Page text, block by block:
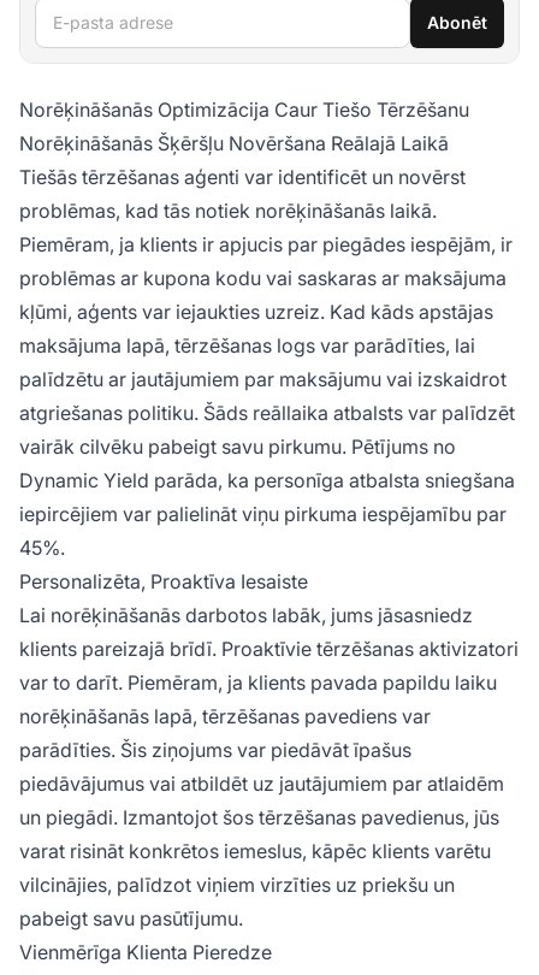
E-pasta adrese Abonēt
Norēķināšanās Optimizācija Caur Tiešo Tērzēšanu
Norēķināšanās Šķēršļu Novēršana Reālajā Laikā
Tiešās tērzēšanas aģenti var identificēt un novērst
problēmas, kad tās notiek norēķināšanās laikā.
Piemēram, ja klients ir apjucis par piegādes iespējām, ir
problēmas ar kupona kodu vai saskaras ar maksājuma
kļūmi, aģents var iejaukties uzreiz. Kad kāds apstājas
maksājuma lapā, tērzēšanas logs var parādīties, lai
palīdzētu ar jautājumiem par maksājumu vai izskaidrot
atgriešanas politiku. Šāds reāllaika atbalsts var palīdzēt
vairāk cilvēku pabeigt savu pirkumu. Pētījums no
Dynamic Yield parāda, ka personīga atbalsta sniegšana
iepircējiem var palielināt viņu pirkuma iespējamību par
45%.
Personalizēta, Proaktīva Iesaiste
Lai norēķināšanās darbotos labāk, jums jāsasniedz
klients pareizajā brīdī. Proaktīvie tērzēšanas aktivizatori
var to darīt. Piemēram, ja klients pavada papildu laiku
norēķināšanās lapā, tērzēšanas pavediens var
parādīties. Šis ziņojums var piedāvāt īpašus
piedāvājumus vai atbildēt uz jautājumiem par atlaidēm
un piegādi. Izmantojot šos tērzēšanas pavedienus, jūs
varat risināt konkrētos iemeslus, kāpēc klients varētu
vilcinājies, palīdzot viņiem virzīties uz priekšu un
pabeigt savu pasūtījumu.
Vienmērīga Klienta Pieredze